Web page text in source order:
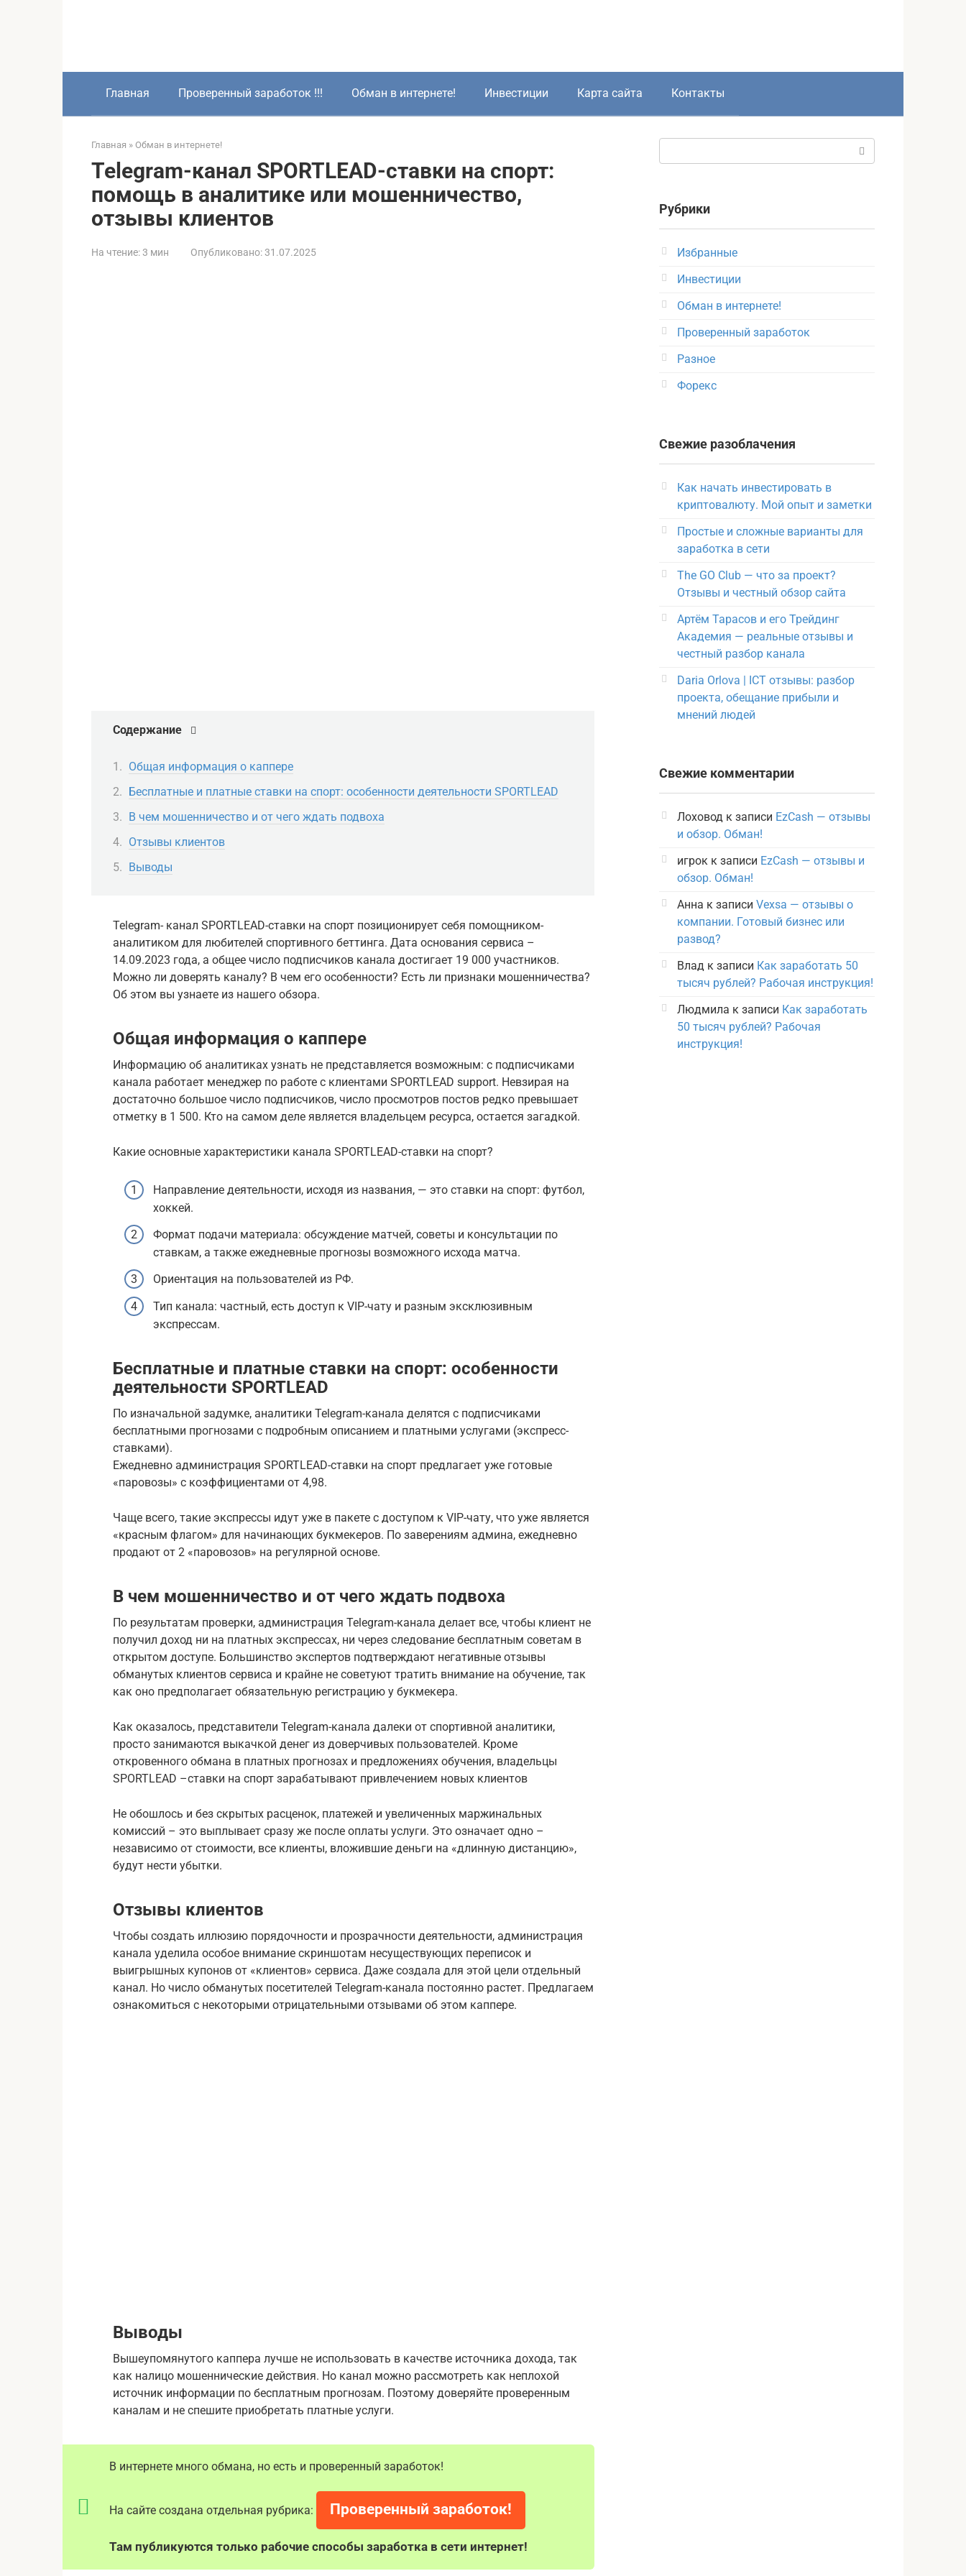
Главная Проверенный заработок !!! Обман в интернете! Инвестиции Карта сайта Контакты
Главная » Обман в интернете!
Telegram-канал SPORTLEAD-ставки на спорт:
помощь в аналитике или мошенничество,
отзывы клиентов
На чтение:3 мин Опубликовано:31.07.2025
Содержание
Общая информация о каппере
Бесплатные и платные ставки на спорт: особенности деятельности SPORTLEAD
В чем мошенничество и от чего ждать подвоха
Отзывы клиентов
Выводы
Telegram- канал SPORTLEAD-ставки на спорт позиционирует себя помощником-
аналитиком для любителей спортивного беттинга. Дата основания сервиса –
14.09.2023 года, а общее число подписчиков канала достигает 19 000 участников.
Можно ли доверять каналу? В чем его особенности? Есть ли признаки мошенничества?
Об этом вы узнаете из нашего обзора.
Общая информация о каппере
Информацию об аналитиках узнать не представляется возможным: с подписчиками
канала работает менеджер по работе с клиентами SPORTLEAD support. Невзирая на
достаточно большое число подписчиков, число просмотров постов редко превышает
отметку в 1 500. Кто на самом деле является владельцем ресурса, остается загадкой.
Какие основные характеристики канала SPORTLEAD-ставки на спорт?
Направление деятельности, исходя из названия, — это ставки на спорт: футбол,
хоккей.
Формат подачи материала: обсуждение матчей, советы и консультации по
ставкам, а также ежедневные прогнозы возможного исхода матча.
Ориентация на пользователей из РФ.
Тип канала: частный, есть доступ к VIP-чату и разным эксклюзивным
экспрессам.
Бесплатные и платные ставки на спорт: особенности
деятельности SPORTLEAD
По изначальной задумке, аналитики Telegram-канала делятся с подписчиками
бесплатными прогнозами с подробным описанием и платными услугами (экспресс-
ставками).
Ежедневно администрация SPORTLEAD-ставки на спорт предлагает уже готовые
«паровозы» с коэффициентами от 4,98.
Чаще всего, такие экспрессы идут уже в пакете с доступом к VIP-чату, что уже является
«красным флагом» для начинающих букмекеров. По заверениям админа, ежедневно
продают от 2 «паровозов» на регулярной основе.
В чем мошенничество и от чего ждать подвоха
По результатам проверки, администрация Telegram-канала делает все, чтобы клиент не
получил доход ни на платных экспрессах, ни через следование бесплатным советам в
открытом доступе. Большинство экспертов подтверждают негативные отзывы
обманутых клиентов сервиса и крайне не советуют тратить внимание на обучение, так
как оно предполагает обязательную регистрацию у букмекера.
Как оказалось, представители Telegram-канала далеки от спортивной аналитики,
просто занимаются выкачкой денег из доверчивых пользователей. Кроме
откровенного обмана в платных прогнозах и предложениях обучения, владельцы
SPORTLEAD –ставки на спорт зарабатывают привлечением новых клиентов
Не обошлось и без скрытых расценок, платежей и увеличенных маржинальных
комиссий – это выплывает сразу же после оплаты услуги. Это означает одно –
независимо от стоимости, все клиенты, вложившие деньги на «длинную дистанцию»,
будут нести убытки.
Отзывы клиентов
Чтобы создать иллюзию порядочности и прозрачности деятельности, администрация
канала уделила особое внимание скриншотам несуществующих переписок и
выигрышных купонов от «клиентов» сервиса. Даже создала для этой цели отдельный
канал. Но число обманутых посетителей Telegram-канала постоянно растет. Предлагаем
ознакомиться с некоторыми отрицательными отзывами об этом каппере.
Выводы
Вышеупомянутого каппера лучше не использовать в качестве источника дохода, так
как налицо мошеннические действия. Но канал можно рассмотреть как неплохой
источник информации по бесплатным прогнозам. Поэтому доверяйте проверенным
каналам и не спешите приобретать платные услуги.
В интернете много обмана, но есть и проверенный заработок!
На сайте создана отдельная рубрика: Проверенный заработок!
Там публикуются только рабочие способы заработка в сети интернет!
Рубрики
Избранные
Инвестиции
Обман в интернете!
Проверенный заработок
Разное
Форекс
Свежие разоблачения
Как начать инвестировать в
криптовалюту. Мой опыт и заметки
Простые и сложные варианты для
заработка в сети
The GO Club — что за проект?
Отзывы и честный обзор сайта
Артём Тарасов и его Трейдинг
Академия — реальные отзывы и
честный разбор канала
Daria Orlova | ICT отзывы: разбор
проекта, обещание прибыли и
мнений людей
Свежие комментарии
Лоховод к записи EzCash — отзывы
и обзор. Обман!
игрок к записи EzCash — отзывы и
обзор. Обман!
Анна к записи Vexsa — отзывы о
компании. Готовый бизнес или
развод?
Влад к записи Как заработать 50
тысяч рублей? Рабочая инструкция!
Людмила к записи Как заработать
50 тысяч рублей? Рабочая
инструкция!